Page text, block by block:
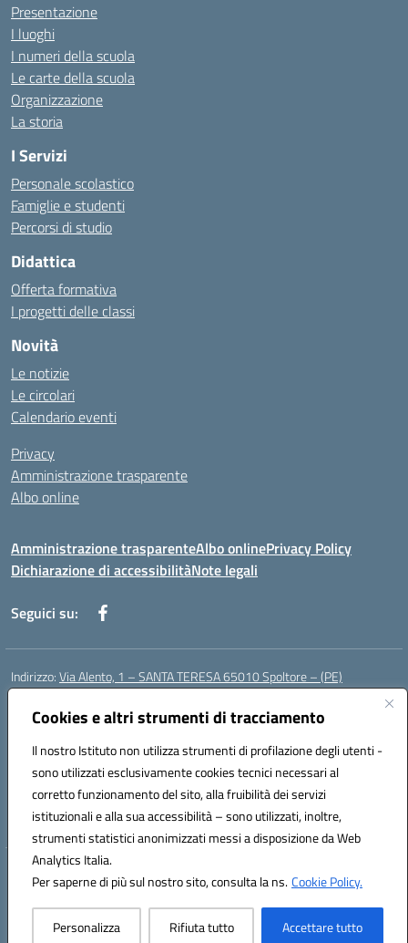
Cookies e altri strumenti di tracciamento
Il nostro Istituto non utilizza strumenti di profilazione degli utenti -
sono utilizzati esclusivamente cookies tecnici necessari al
corretto funzionamento del sito, alla fruibilità dei servizi
istituzionali e alla sua accessibilità – sono utilizzati, inoltre,
strumenti statistici anonimizzati messi a disposizione da Web
Analytics Italia.
Per saperne di più sul nostro sito, consulta la ns.Cookie Policy.
Personalizza Rifiuta tutto Accettare tutto
Presentazione
I luoghi
I numeri della scuola
Le carte della scuola
Organizzazione
La storia
I Servizi
Personale scolastico
Famiglie e studenti
Percorsi di studio
Didattica
Offerta formativa
I progetti delle classi
Novità
Le notizie
Le circolari
Calendario eventi
Privacy
Amministrazione trasparente
Albo online
Amministrazione trasparenteAlbo onlinePrivacy Policy
Dichiarazione di accessibilitàNote legali
Seguici su:
Indirizzo:Via Alento, 1 – SANTA TERESA 65010 Spoltore – (PE)
Centralino:
Posta elettronica certificata (PEC):peee052003@pec.istruzione.it
Codice fiscale: 80006490686
Codice meccanografico:peee052003
Codice Indice delle Pubbliche Amministrazioni (IPA): istsc_peee052003
Codice unico di fatturazione (CUF): UF01MF
Hosting & Powered by 3D Solution S.r.l.
Concept & Design by Designers Italia